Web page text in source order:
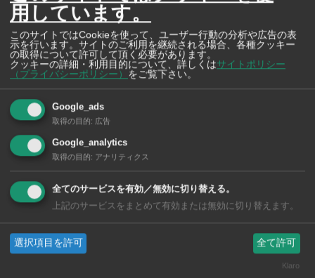
【タイ・バンコク】 マルシェトンロー内の「TOPS」で買える薬
【タイ・バンコ
ク】 コンビニ（セ
ブンイレブン）で買
用しています。
このサイトではCookieを使って、ユーザー行動の分析や広告の表
示を行います。サイトのご利用を継続される場合、各種クッキー
の取得について許可して頂く必要があります。
クッキーの詳細・利用目的について、詳しくはサイトポリシー
（プライバシーポリシー）
をご覧下さい。
Google_ads
取得の目的: 広告
Google_analytics
取得の目的: アナリティクス
全てのサービスを有効／無効に切り替える。
上記のサービスをまとめて有効または無効に切り替えます。
選択項目を許可 全て許可
Klaro